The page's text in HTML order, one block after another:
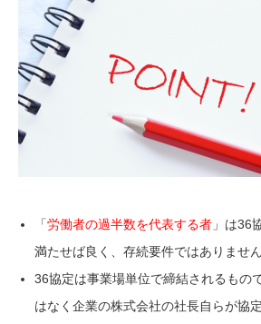
「労働者の過半数を代表する者 」は36
満たせば良く、存続要件ではありません
36協定は事業場単位で締結されるもの
はなく企業の株式会社の社長自らが協